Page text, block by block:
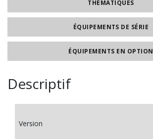
THÉMATIQUES
ÉQUIPEMENTS DE SÉRIE
ÉQUIPEMENTS EN OPTION
Descriptif
Version